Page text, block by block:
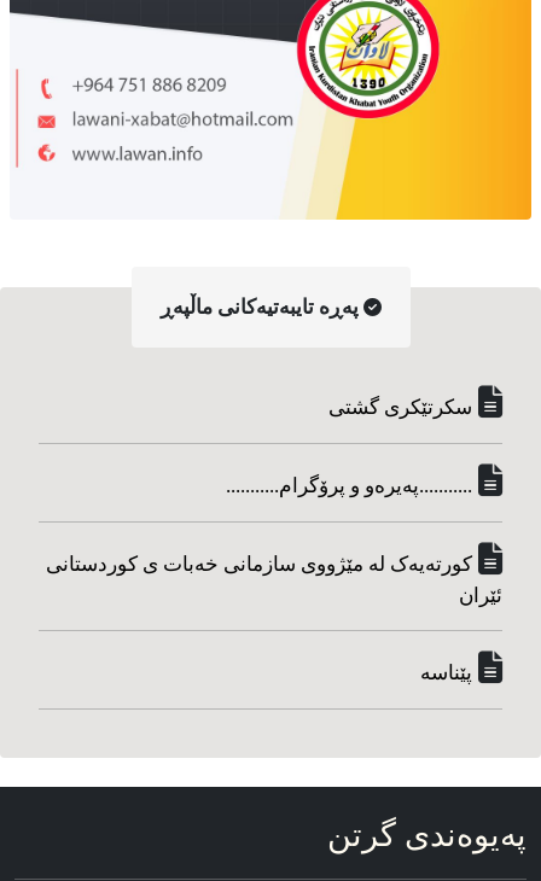
په‌ڕه‌ تایبه‌تیه‌کانی ماڵپه‌ڕ
سکرتێکری گشتی
...........په‌یره‌و و پرۆگرام...........
کورته‌یه‌ک له مێژووی سازمانی خه‌بات ی کوردستانی
ئێران
پێناسه‌
په‌یوه‌ندی گرتن